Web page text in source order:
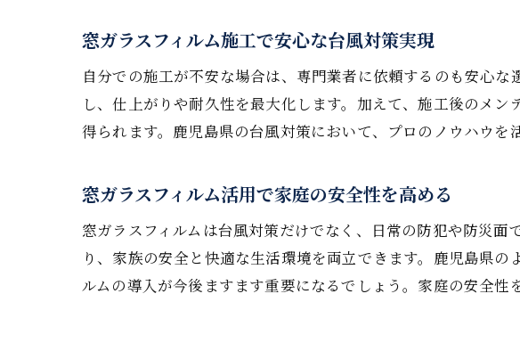
ラップ
窓ガラ
台風時
窓ガラスを
窓ガラ
自分で
窓ガラスフィルム施工で安心な台風対策実現
自分での施工が不安な場合は、専門業者に依頼するのも安心
し、仕上がりや耐久性を最大化します。加えて、施工後のメ
得られます。鹿児島県の台風対策において、プロのノウハウを
窓ガラスフィルム活用で家庭の安全性を高める
窓ガラスフィルムは台風対策だけでなく、日常の防犯や防災
り、家族の安全と快適な生活環境を両立できます。鹿児島県
ルムの導入が今後ますます重要になるでしょう。家庭の安全性